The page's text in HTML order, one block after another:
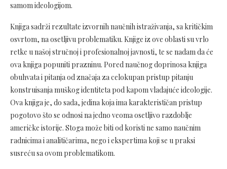
samom ideologijom.
Knjiga sadrži rezultate izvornih naučnih istraživanja, sa kritičkim
osvrtom, na osetljivu problematiku. Knjige iz ove oblasti su vrlo
retke u našoj stručnoj i profesionalnoj javnosti, te se nadam da će
ova knjiga popuniti prazninu. Pored naučnog doprinosa knjiga
obuhvata i pitanja od značaja za celokupan pristup pitanju
konstruisanja muškog identiteta pod kapom vladajuće ideologije.
Ova knjiga je, do sada, jedina koja ima karakterističan pristup
pogotovo što se odnosi na jedno veoma osetljivo razdoblje
američke istorije. Stoga može biti od koristi ne samo naučnim
radnicima i analitičarima, nego i ekspertima koji se u praksi
susreću sa ovom problematikom.